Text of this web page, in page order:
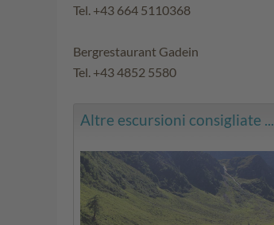
Tel. +43 664 5110368
Bergrestaurant Gadein
Tel. +43 4852 5580
Altre escursioni consigliate ...